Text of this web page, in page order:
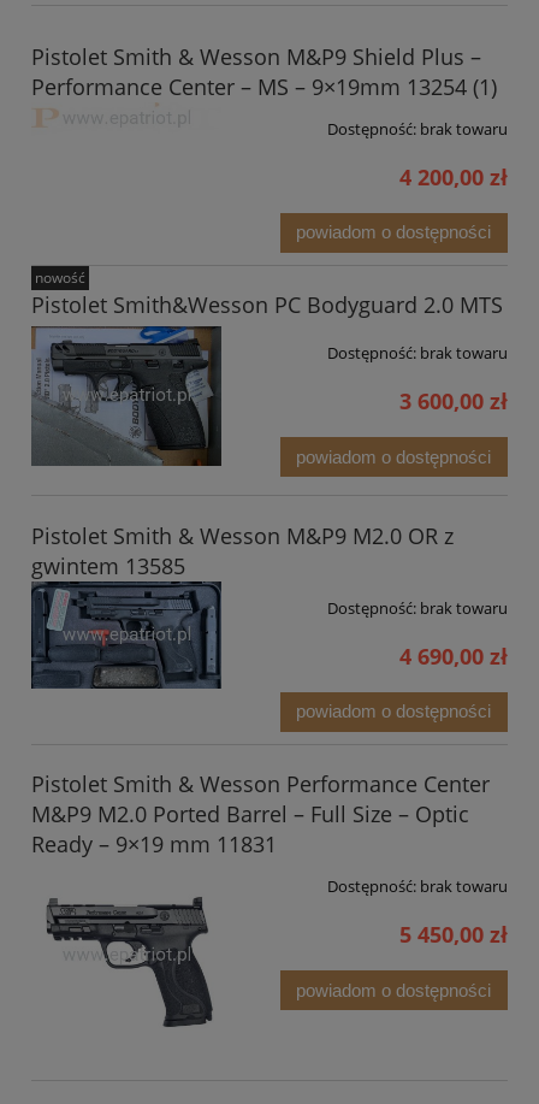
Pistolet Smith & Wesson M&P9 Shield Plus –
Performance Center – MS – 9×19mm 13254 (1)
Dostępność: brak towaru
4 200,00 zł
powiadom o dostępności
Pistolet Smith&Wesson PC Bodyguard 2.0 MTS
Dostępność: brak towaru
3 600,00 zł
powiadom o dostępności
nowość
Pistolet Smith & Wesson M&P9 M2.0 OR z
gwintem 13585
Dostępność: brak towaru
4 690,00 zł
powiadom o dostępności
Pistolet Smith & Wesson Performance Center
M&P9 M2.0 Ported Barrel – Full Size – Optic
Ready – 9×19 mm 11831
Dostępność: brak towaru
5 450,00 zł
powiadom o dostępności